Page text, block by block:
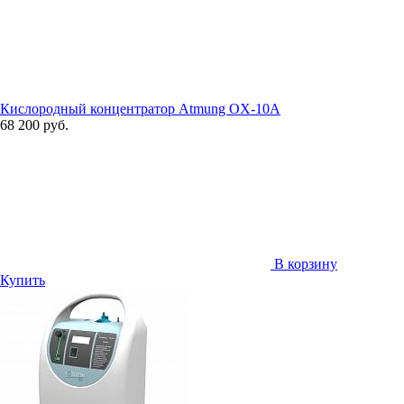
Кислородный концентратор Atmung OX-10A
68 200 руб.
В корзину
Купить